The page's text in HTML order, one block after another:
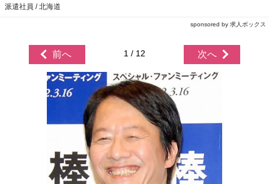
派遣社員 / 北海道
sponsored by 求人ボックス
前へ 1 / 12 次へ